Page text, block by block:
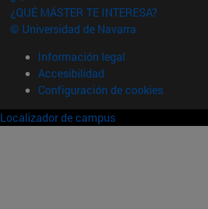
¿QUÉ MÁSTER TE INTERESA?
© Universidad de Navarra
Información legal
Accesibilidad
Configuración de cookies
Localizador de campus